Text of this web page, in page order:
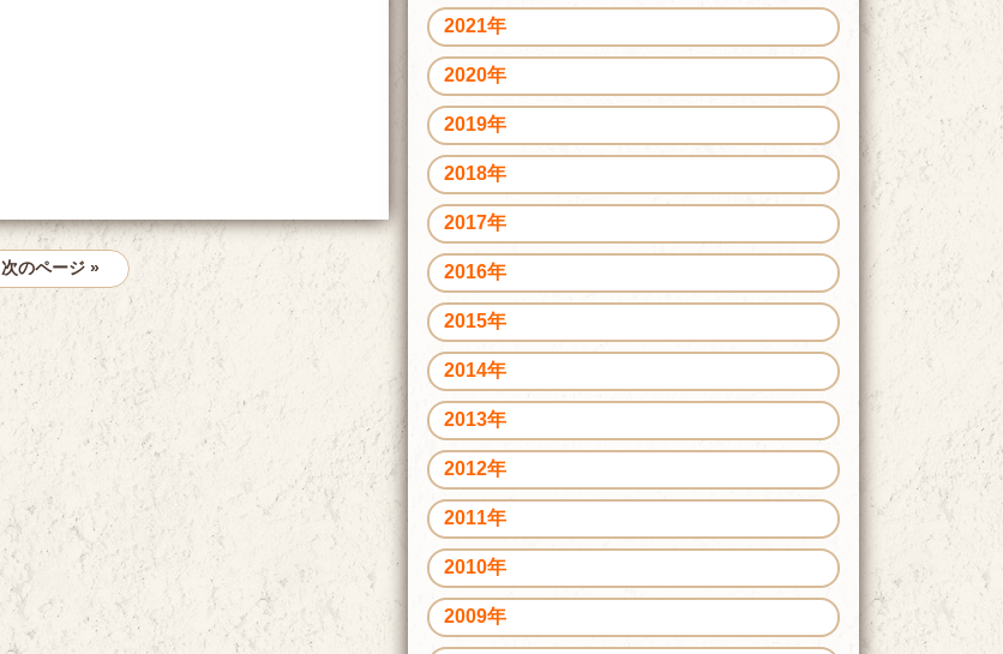
次のページ »
2021年
2020年
2019年
2018年
2017年
2016年
2015年
2014年
2013年
2012年
2011年
2010年
2009年